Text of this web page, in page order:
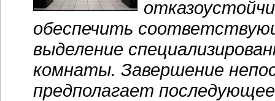
обеспечить
выделение
комнаты. Завершение
предполагает